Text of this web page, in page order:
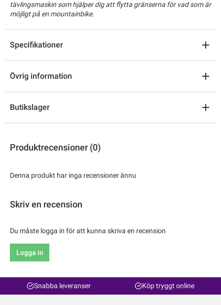
tävlingsmaskin som hjälper dig att flytta gränserna för vad som är
möjligt på en mountainbike.
Specifikationer
Övrig information
Butikslager
Produktrecensioner (0)
Denna produkt har inga recensioner ännu
Skriv en recension
Du måste logga in för att kunna skriva en recension
Logga in
Snabba leveranser Köp tryggt online